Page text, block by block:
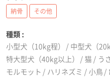
納骨 その他
種類 :
小型犬（10kg程）
中型犬（
特大型犬（40kg以上）
猫 う
モルモット
ハリネズミ 小鳥